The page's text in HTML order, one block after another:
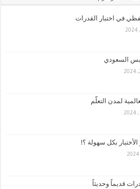
في اختبار القدرات
السعودي
لمدن التعلّم
بكل سهولة ؟!
قديماً وحديثاً